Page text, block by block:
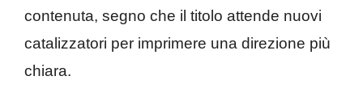
contenuta, segno che il titolo attende nuovi
catalizzatori per imprimere una direzione più
chiara.